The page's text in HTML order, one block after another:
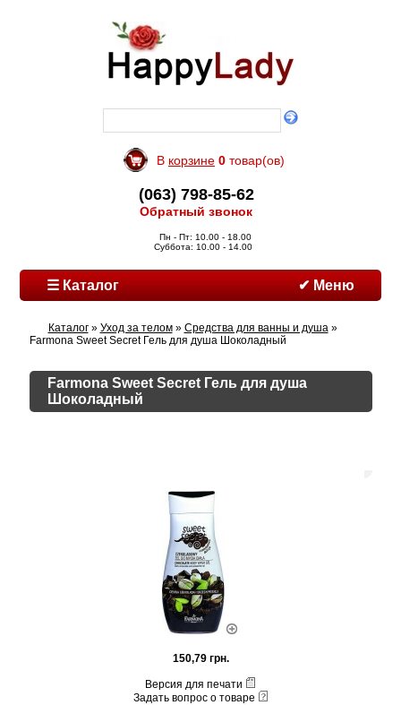
В корзине 0 товар(ов)
(063) 798-85-62
Обратный звонок
Пн - Пт: 10.00 - 18.00
Суббота: 10.00 - 14.00
☰ Каталог ✔ Меню
Каталог» Уход за телом» Средства для ванны и душа»
Farmona Sweet Secret Гель для душа Шоколадный
Farmona Sweet Secret Гель для душа
Шоколадный
150,79 грн.
Версия для печати
Задать вопрос о товаре